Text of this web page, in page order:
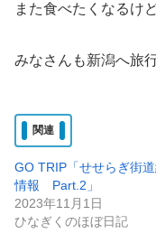
また食べたくなるけ
みなさんも新潟へ旅
関連
GO TRIP「せせらぎ街
情報 Part.2」
2023年11月1日
ひなぎくのほぼ日記